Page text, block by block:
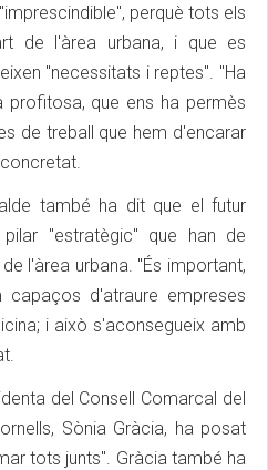
perquè tots els
de l'àrea urbana, i que es
"necessitats i reptes". "Ha
profitosa, que ens ha permès
de treball que hem d'encarar
també ha dit que el futur
"estratègic" que han de
l'àrea urbana. "És important,
capaços d'atraure empreses
i això s'aconsegueix amb
del Consell Comarcal del
Sònia Gràcia, ha posat
tots junts". Gràcia també ha